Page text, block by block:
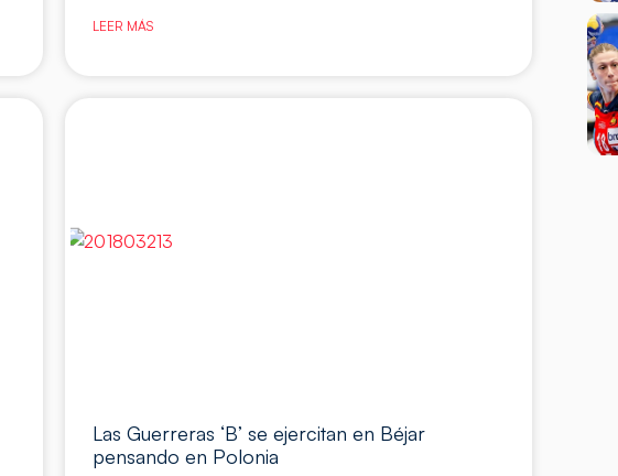
LEER MÁS
Las Guerreras ‘B’ se ejercitan en Béjar
pensando en Polonia